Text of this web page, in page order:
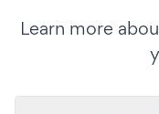
Learn more